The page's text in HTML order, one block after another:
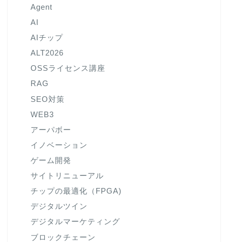
Agent
AI
AIチップ
ALT2026
OSSライセンス講座
RAG
SEO対策
WEB3
アーパボー
イノベーション
ゲーム開発
サイトリニューアル
チップの最適化（FPGA)
デジタルツイン
デジタルマーケティング
ブロックチェーン